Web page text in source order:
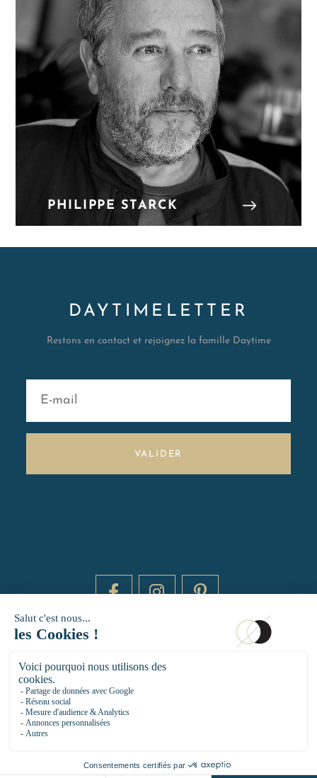
PHILIPPE STARCK
DAYTIMELETTER
Restons en contact et rejoignez la famille Daytime
VALIDER
14 RUE DE BRETAGNE - 75003 PARIS